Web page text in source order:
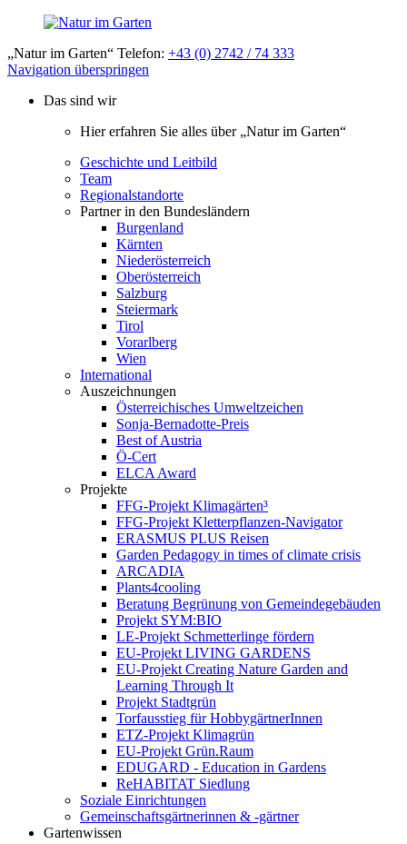
„Natur im Garten“ Telefon: +43 (0) 2742 / 74 333
Navigation überspringen
Das sind wir
Hier erfahren Sie alles über „Natur im Garten“
Geschichte und Leitbild
Team
Regionalstandorte
Partner in den Bundesländern
Burgenland
Kärnten
Niederösterreich
Oberösterreich
Salzburg
Steiermark
Tirol
Vorarlberg
Wien
International
Auszeichnungen
Österreichisches Umweltzeichen
Sonja-Bernadotte-Preis
Best of Austria
Ö-Cert
ELCA Award
Projekte
FFG-Projekt Klimagärten³
FFG-Projekt Kletterpflanzen-Navigator
ERASMUS PLUS Reisen
Garden Pedagogy in times of climate crisis
ARCADIA
Plants4cooling
Beratung Begrünung von Gemeindegebäuden
Projekt SYM:BIO
LE-Projekt Schmetterlinge fördern
EU-Projekt LIVING GARDENS
EU-Projekt Creating Nature Garden and
Learning Through It
Projekt Stadtgrün
Torfausstieg für HobbygärtnerInnen
ETZ-Projekt Klimagrün
EU-Projekt Grün.Raum
EDUGARD - Education in Gardens
ReHABITAT Siedlung
Soziale Einrichtungen
Gemeinschaftsgärtnerinnen & -gärtner
Gartenwissen